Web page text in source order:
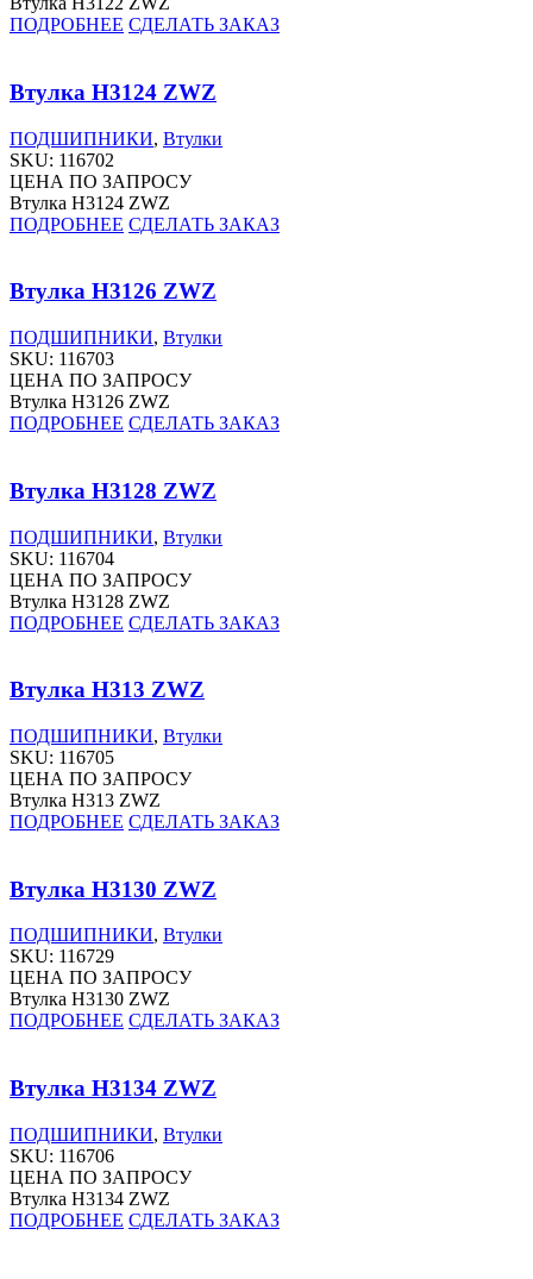
ПОДРОБНЕЕ СДЕЛАТЬ ЗАКАЗ
Втулка H3124 ZWZ
ПОДШИПНИКИ, Втулки
SKU: 116702
ЦЕНА ПО ЗАПРОСУ
Втулка H3124 ZWZ
ПОДРОБНЕЕ СДЕЛАТЬ ЗАКАЗ
Втулка H3126 ZWZ
ПОДШИПНИКИ, Втулки
SKU: 116703
ЦЕНА ПО ЗАПРОСУ
Втулка H3126 ZWZ
ПОДРОБНЕЕ СДЕЛАТЬ ЗАКАЗ
Втулка H3128 ZWZ
ПОДШИПНИКИ, Втулки
SKU: 116704
ЦЕНА ПО ЗАПРОСУ
Втулка H3128 ZWZ
ПОДРОБНЕЕ СДЕЛАТЬ ЗАКАЗ
Втулка H313 ZWZ
ПОДШИПНИКИ, Втулки
SKU: 116705
ЦЕНА ПО ЗАПРОСУ
Втулка H313 ZWZ
ПОДРОБНЕЕ СДЕЛАТЬ ЗАКАЗ
Втулка H3130 ZWZ
ПОДШИПНИКИ, Втулки
SKU: 116729
ЦЕНА ПО ЗАПРОСУ
Втулка H3130 ZWZ
ПОДРОБНЕЕ СДЕЛАТЬ ЗАКАЗ
Втулка H3134 ZWZ
ПОДШИПНИКИ, Втулки
SKU: 116706
ЦЕНА ПО ЗАПРОСУ
Втулка H3134 ZWZ
ПОДРОБНЕЕ СДЕЛАТЬ ЗАКАЗ